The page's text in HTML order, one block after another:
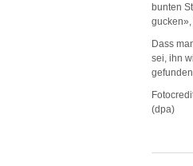
bunten
Dass
sei, ihn
(dpa)